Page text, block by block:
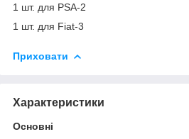
1 шт. для PSA-2
1 шт. для Fiat-3
Приховати
Характеристики
Основні